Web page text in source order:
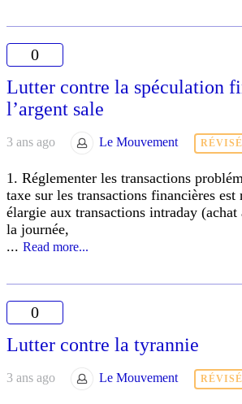
0
Lutter contre la spéculation
l’argent sale
3 ans ago Le Mouvement RÉVISÉ
1. Réglementer les transactions
taxe sur les transactions financières est
élargie aux transactions intraday (achat
la journée,
... Read more...
0
Lutter contre la tyrannie
3 ans ago Le Mouvement RÉVISÉ